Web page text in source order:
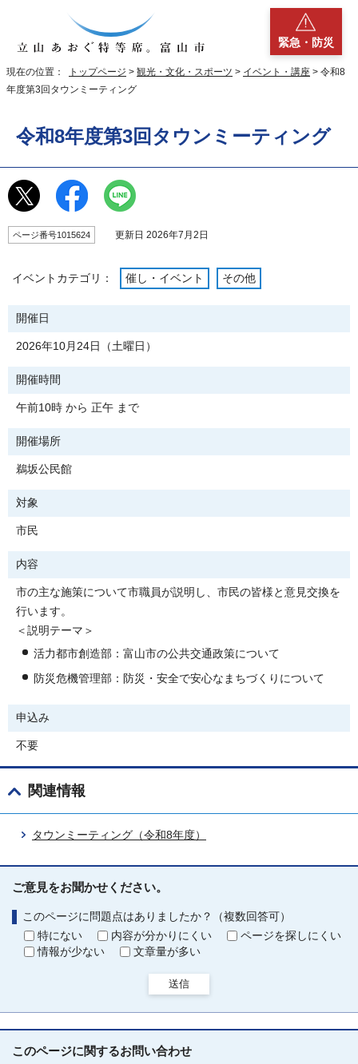
緊急・防災
現在の位置： トップページ > 観光・文化・スポーツ > イベント・講座 > 令和8
年度第3回タウンミーティング
令和8年度第3回タウンミーティング
ページ番号1015624 更新日 2026年7月2日
イベントカテゴリ： 催し・イベント その他
開催日
2026年10月24日（土曜日）
開催時間
午前10時 から 正午 まで
開催場所
鵜坂公民館
対象
市民
内容
市の主な施策について市職員が説明し、市民の皆様と意見交換を
行います。
＜説明テーマ＞
活力都市創造部：富山市の公共交通政策について
防災危機管理部：防災・安全で安心なまちづくりについて
申込み
不要
関連情報
タウンミーティング（令和8年度）
ご意見をお聞かせください。
このページに問題点はありましたか？（複数回答可）
特にない
内容が分かりにくい
ページを探しにくい
情報が少ない
文章量が多い
送信
このページに関するお問い合わせ